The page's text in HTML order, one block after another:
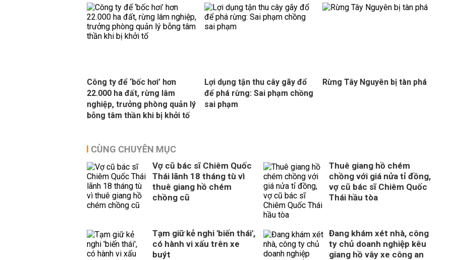
Công ty để ‘bốc hơi’ hơn
22.000 ha đất, rừng lâm
nghiệp, trưởng phòng quản lý
bỗng tâm thần khi bị khởi tố
Lợi dụng tận thu cây gãy đổ
để phá rừng: Sai phạm chồng
sai phạm
Rừng Tây Nguyên bị tàn phá
CÙNG CHUYÊN MỤC
Vợ cũ bác sĩ Chiêm Quốc
Thái lãnh 18 tháng tù vì
thuê giang hồ chém
chồng cũ
Thuê giang hồ chém
chồng với giá nửa tỉ đồng,
vợ cũ bác sĩ Chiêm Quốc
Thái hầu tòa
Tạm giữ kẻ nghi 'biến thái',
có hành vi xấu trên xe
buýt
Đang khám xét nhà, công
ty chủ doanh nghiệp kêu
giang hồ vây xe công an